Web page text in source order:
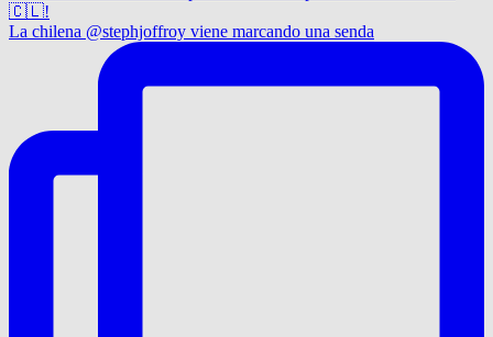
La chilena @stephjoffroy viene marcando una senda